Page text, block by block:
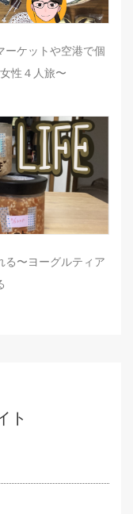
ーケットや空港で個
性４人旅〜
る〜ヨーグルティア
ト